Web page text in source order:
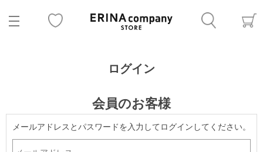
ログイン
会員のお客様
メールアドレスとパスワードを入力してログインしてください。